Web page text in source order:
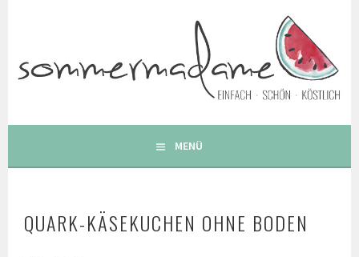
FOODBLOG – GESUNDE LECKERE EINFACHE BUNTE UND
BESONDERE REZEPTE
MENÜ
QUARK-KÄSEKUCHEN OHNE BODEN